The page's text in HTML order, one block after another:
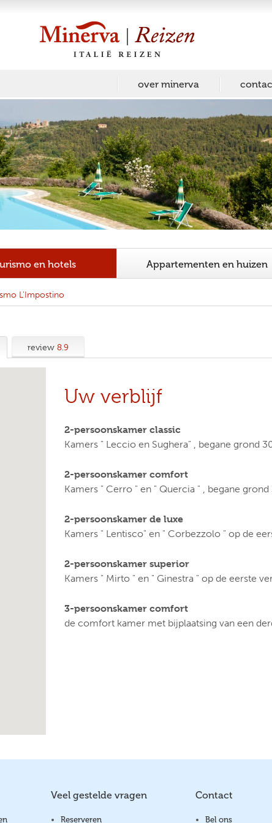
over minerva
en hotels Appartementen en huizen
L'Impostino
review 8.9
Uw verblijf
2-persoonskamer classic
Kamers " Leccio en Sughera" , begane grond
2-persoonskamer comfort
Kamers " Cerro " en " Quercia " , begane
2-persoonskamer de luxe
Kamers " Lentisco" en " Corbezzolo " op de
2-persoonskamer superior
Kamers " Mirto " en " Ginestra " op de eerste
3-persoonskamer comfort
de comfort kamer met bijplaatsing van een
Veel gestelde vragen
Reserveren
Contact
Bel ons